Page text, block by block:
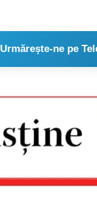
Urmărește-ne pe